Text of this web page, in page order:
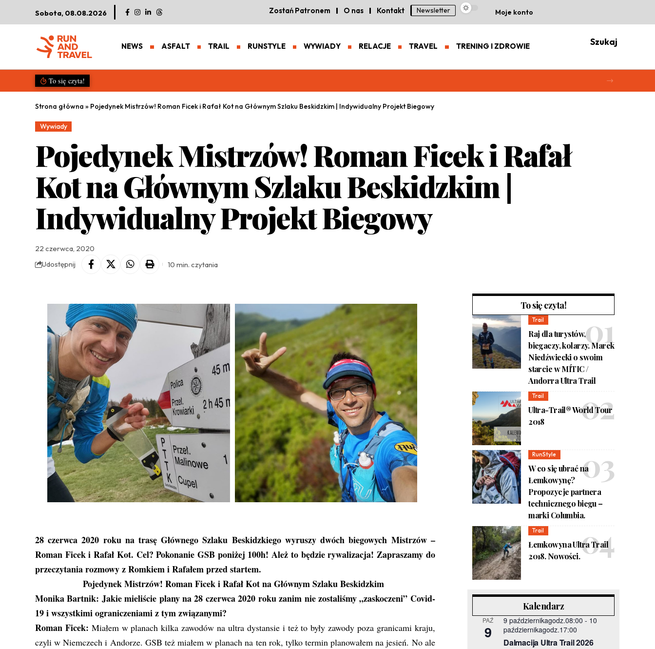
Sobota, 08.08.2026 Zostań Patronem O nas Kontakt Newsletter Moje konto
NEWS ASFALT TRAIL RUNSTYLE WYWIADY RELACJE TRAVEL TRENING I ZDROWIE Szukaj
To się czyta!
Strona główna » Pojedynek Mistrzów! Roman Ficek i Rafał Kot na Głównym Szlaku Beskidzkim | Indywidualny Projekt Biegowy
Wywiady
Pojedynek Mistrzów! Roman Ficek i Rafał
Kot na Głównym Szlaku Beskidzkim |
Indywidualny Projekt Biegowy
22 czerwca, 2020
Udostępnij 10 min. czytania
28 czerwca 2020 roku na trasę Głównego Szlaku Beskidzkiego wyruszy dwóch biegowych Mistrzów –
Roman Ficek i Rafał Kot. Cel? Pokonanie GSB poniżej 100h! Ależ to będzie rywalizacja! Zapraszamy do
przeczytania rozmowy z Romkiem i Rafałem przed startem.
Pojedynek Mistrzów!Roman FicekiRafał Kotna Głównym Szlaku Beskidzkim
Monika Bartnik: Jakie mieliście plany na 28 czerwca 2020 roku zanim nie zostaliśmy „zaskoczeni” Covid-
19 i wszystkimi ograniczeniami z tym związanymi?
Roman Ficek: Miałem w planach kilka zawodów na ultra dystansie i też to były zawody poza granicami kraju,
czyli w Niemczech i Andorze. GSB też miałem w planach na ten rok, tylko termin planowałem na jesień. No ale
To się czyta!
Trail
Raj dla turystów,
biegaczy, kolarzy. Marek
Niedźwiecki o swoim
starcie w MÍTIC /
Andorra Ultra Trail
Trail
Ultra-Trail® World Tour
2018
RunStyle
W co się ubrać na
Łemkowynę?
Propozycje partnera
technicznego biegu –
marki Columbia.
Trail
Łemkowyna Ultra Trail
2018. Nowości.
Kalendarz
PAŹ
9
9 październikagodz.08:00 - 10
październikagodz.17:00
Dalmacija Ultra Trail 2026